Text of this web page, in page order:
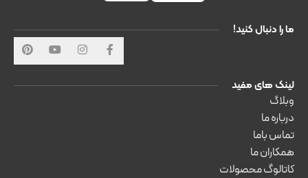
لینک های مفید
وبلاگ
درباره ما
تماس باما
همکاران ما
کاتالوگ محصولات
ما را دنبال کنید!